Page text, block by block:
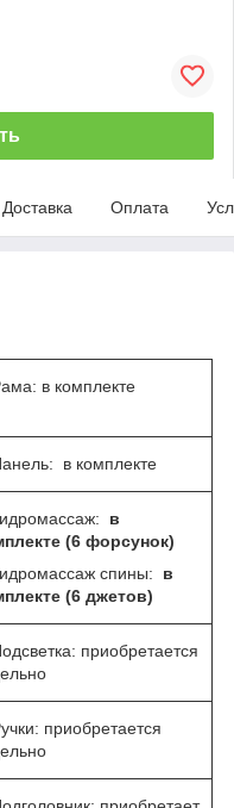
Доставка Оплата
в комплекте
в комплекте
в
(6 форсунок)
спины: в
(6 джетов)
приобретается
приобретается